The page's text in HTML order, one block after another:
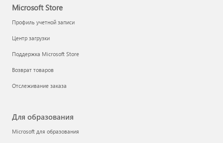
Microsoft Store
Профиль учетной записи
Центр загрузки
Поддержка Microsoft Store
Возврат товаров
Отслеживание заказа
Для образования
Microsoft для образования